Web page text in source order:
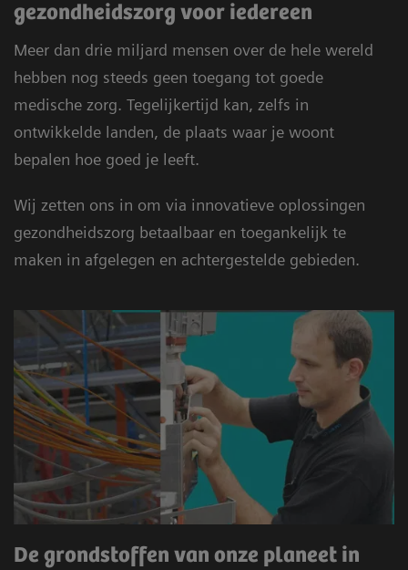
gezondheidszorg voor iedereen
Meer dan drie miljard mensen over de hele wereld
hebben nog steeds geen toegang tot goede
medische zorg. Tegelijkertijd kan, zelfs in
ontwikkelde landen, de plaats waar je woont
bepalen hoe goed je leeft.
Wij zetten ons in om via innovatieve oplossingen
gezondheidszorg betaalbaar en toegankelijk te
maken in afgelegen en achtergestelde gebieden.
De grondstoffen van onze planeet in